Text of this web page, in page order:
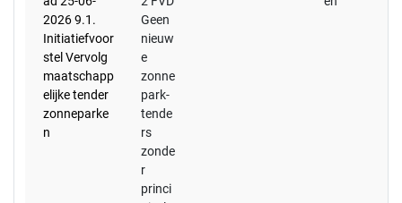
2026 9.1.
Initiatiefvoor
stel Vervolg
maatschapp
elijke tender
zonneparke
n
Geen
nieuw
e
zonne
park-
tende
rs
zonde
r
princi